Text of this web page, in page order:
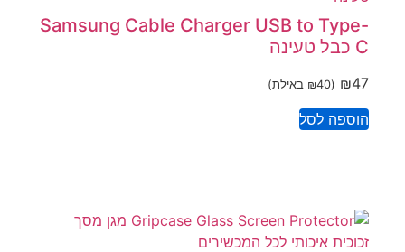
Samsung Cable Charger USB to Type-
C כבל טעינה
₪47
(
₪40 באילת)
הוספה לסל